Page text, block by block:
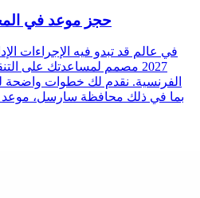
حجز موعد في
في عالم قد تبدو فيه الإجراءات
2027 مصمم لمساعدتك على
الفرنسية. نقدم لك خطوات واضحة
بما في ذلك محافظة سارسل، موعد